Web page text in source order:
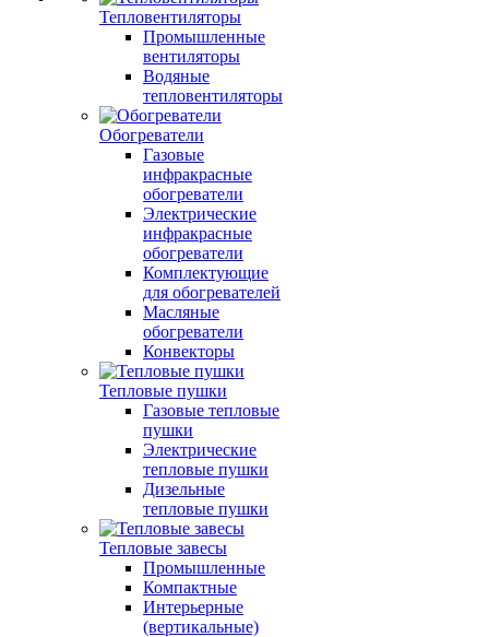
Тепловентиляторы
Промышленные
вентиляторы
Водяные
тепловентиляторы
Обогреватели
Газовые
инфракрасные
обогреватели
Электрические
инфракрасные
обогреватели
Комплектующие
для обогревателей
Масляные
обогреватели
Конвекторы
Тепловые пушки
Газовые тепловые
пушки
Электрические
тепловые пушки
Дизельные
тепловые пушки
Тепловые завесы
Промышленные
Компактные
Интерьерные
(вертикальные)